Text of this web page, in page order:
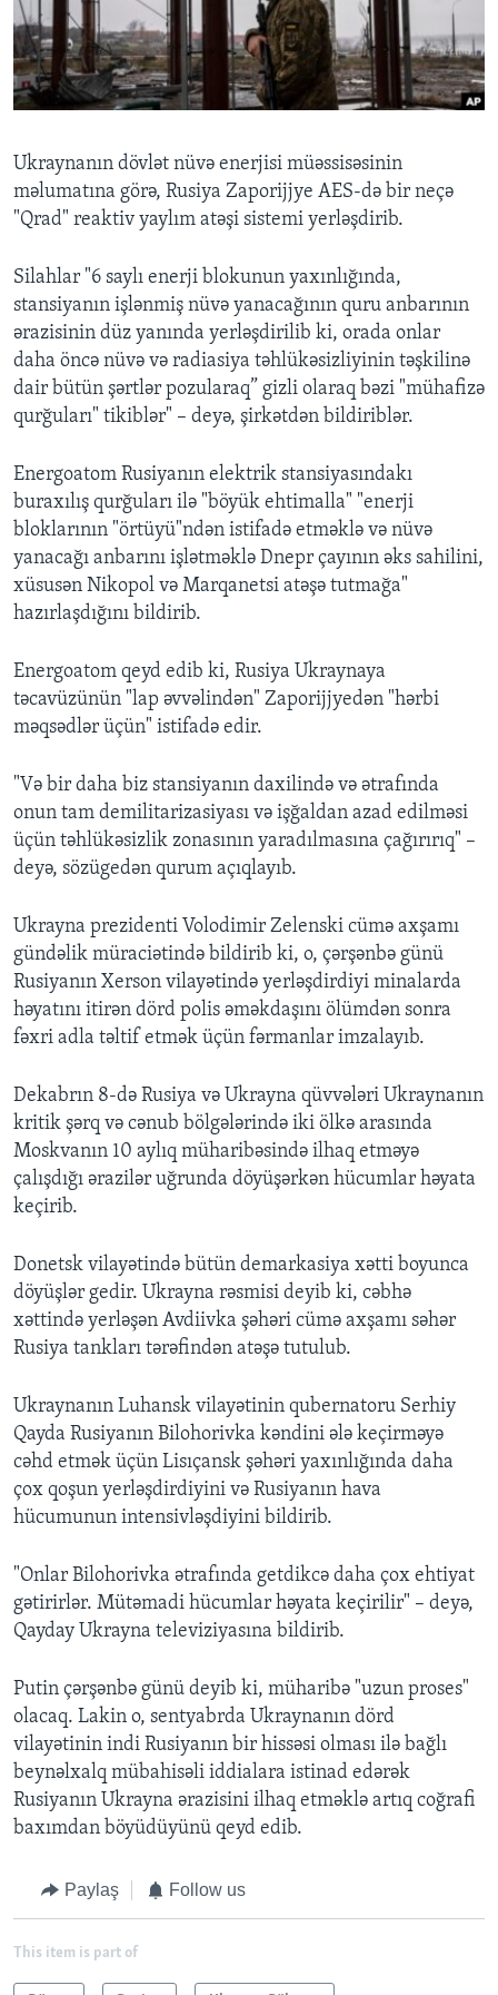
BIZI IZLƏYIN
Dillər
Ukraynanın dövlət nüvə enerjisi müəssisəsinin
məlumatına görə, Rusiya Zaporijjye AES-də bir neçə
"Qrad" reaktiv yaylım atəşi sistemi yerləşdirib.
Silahlar "6 saylı enerji blokunun yaxınlığında,
stansiyanın işlənmiş nüvə yanacağının quru anbarının
ərazisinin düz yanında yerləşdirilib ki, orada onlar
daha öncə nüvə və radiasiya təhlükəsizliyinin təşkilinə
dair bütün şərtlər pozularaq” gizli olaraq bəzi "mühafizə
qurğuları" tikiblər" – deyə, şirkətdən bildiriblər.
Energoatom Rusiyanın elektrik stansiyasındakı
buraxılış qurğuları ilə "böyük ehtimalla" "enerji
bloklarının "örtüyü"ndən istifadə etməklə və nüvə
yanacağı anbarını işlətməklə Dnepr çayının əks sahilini,
xüsusən Nikopol və Marqanetsi atəşə tutmağa"
hazırlaşdığını bildirib.
Energoatom qeyd edib ki, Rusiya Ukraynaya
təcavüzünün "lap əvvəlindən" Zaporijjyedən "hərbi
məqsədlər üçün" istifadə edir.
"Və bir daha biz stansiyanın daxilində və ətrafında
onun tam demilitarizasiyası və işğaldan azad edilməsi
üçün təhlükəsizlik zonasının yaradılmasına çağırırıq" –
deyə, sözügedən qurum açıqlayıb.
Ukrayna prezidenti Volodimir Zelenski cümə axşamı
gündəlik müraciətində bildirib ki, o, çərşənbə günü
Rusiyanın Xerson vilayətində yerləşdirdiyi minalarda
həyatını itirən dörd polis əməkdaşını ölümdən sonra
fəxri adla təltif etmək üçün fərmanlar imzalayıb.
Dekabrın 8-də Rusiya və Ukrayna qüvvələri Ukraynanın
kritik şərq və cənub bölgələrində iki ölkə arasında
Moskvanın 10 aylıq müharibəsində ilhaq etməyə
çalışdığı ərazilər uğrunda döyüşərkən hücumlar həyata
keçirib.
Donetsk vilayətində bütün demarkasiya xətti boyunca
döyüşlər gedir. Ukrayna rəsmisi deyib ki, cəbhə
xəttində yerləşən Avdiivka şəhəri cümə axşamı səhər
Rusiya tankları tərəfindən atəşə tutulub.
Ukraynanın Luhansk vilayətinin qubernatoru Serhiy
Qayda Rusiyanın Bilohorivka kəndini ələ keçirməyə
cəhd etmək üçün Lisıçansk şəhəri yaxınlığında daha
çox qoşun yerləşdirdiyini və Rusiyanın hava
hücumunun intensivləşdiyini bildirib.
"Onlar Bilohorivka ətrafında getdikcə daha çox ehtiyat
gətirirlər. Mütəmadi hücumlar həyata keçirilir" – deyə,
Qayday Ukrayna televiziyasına bildirib.
Putin çərşənbə günü deyib ki, müharibə "uzun proses"
olacaq. Lakin o, sentyabrda Ukraynanın dörd
vilayətinin indi Rusiyanın bir hissəsi olması ilə bağlı
beynəlxalq mübahisəli iddialara istinad edərək
Rusiyanın Ukrayna ərazisini ilhaq etməklə artıq coğrafi
baxımdan böyüdüyünü qeyd edib.
Paylaş Follow us
This item is part of